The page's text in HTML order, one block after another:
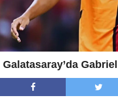
Galatasaray’da